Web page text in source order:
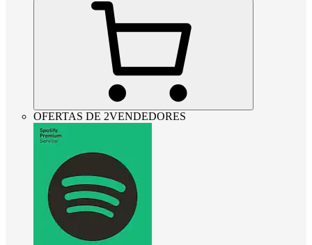
OFERTAS DE 2VENDEDORES